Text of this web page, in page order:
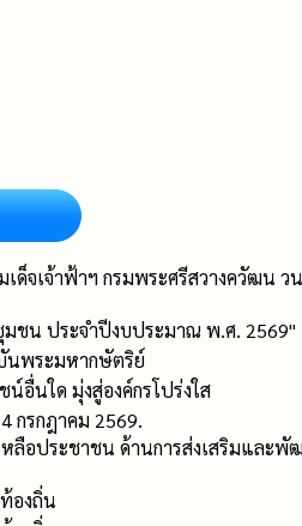
ด็จเจ้าฟ้าฯ กรมพระศรีสวางควัฒน
มชน ประจำปีงบประมาณ พ.ศ. 2569"
นพระมหากษัตริย์
อื่นใด มุ่งสู่องค์กรโปร่งใส
กรกฎาคม 2569.
หลือประชาชน ด้านการส่งเสริมแล
องถิ่น